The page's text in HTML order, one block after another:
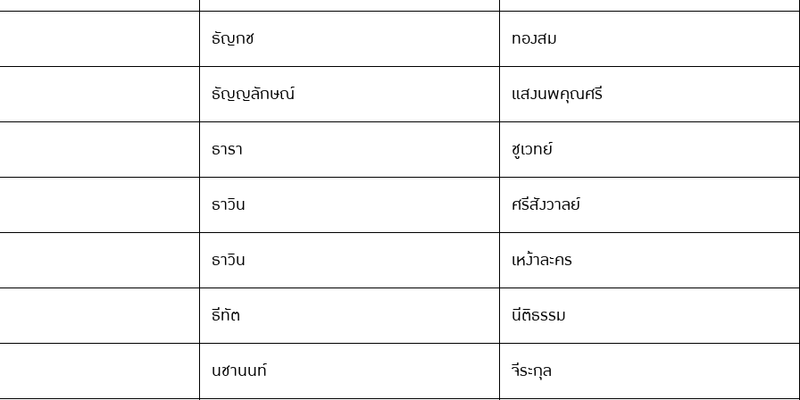
ธัญกช
ทองสม
ธัญญลักษณ์
แสงนพคุณศรี
ธารา
ชูเวทย์
ธาวิน
ศรีสังวาลย์
ธาวิน
เหง้าละคร
ธีทัต
นีติธรรม
นชานนท์
จีระกุล